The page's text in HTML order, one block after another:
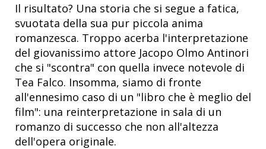
Il risultato? Una storia che si segue a fatica,
svuotata della sua pur piccola anima
romanzesca. Troppo acerba l'interpretazione
del giovanissimo attore Jacopo Olmo Antinori
che si "scontra" con quella invece notevole di
Tea Falco. Insomma, siamo di fronte
all'ennesimo caso di un "libro che è meglio del
film": una reinterpretazione in sala di un
romanzo di successo che non all'altezza
dell'opera originale.